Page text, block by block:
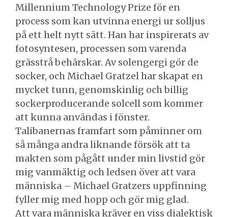
Millennium Technology Prize för en
process som kan utvinna energi ur solljus
på ett helt nytt sätt. Han har inspirerats av
fotosyntesen, processen som varenda
grässtrå behärskar. Av solengergi gör de
socker, och Michael Gratzel har skapat en
mycket tunn, genomskinlig och billig
sockerproducerande solcell som kommer
att kunna användas i fönster.
Talibanernas framfart som påminner om
så många andra liknande försök att ta
makten som pågått under min livstid gör
mig vanmäktig och ledsen över att vara
människa – Michael Gratzers uppfinning
fyller mig med hopp och gör mig glad.
Att vara människa kräver en viss dialektisk